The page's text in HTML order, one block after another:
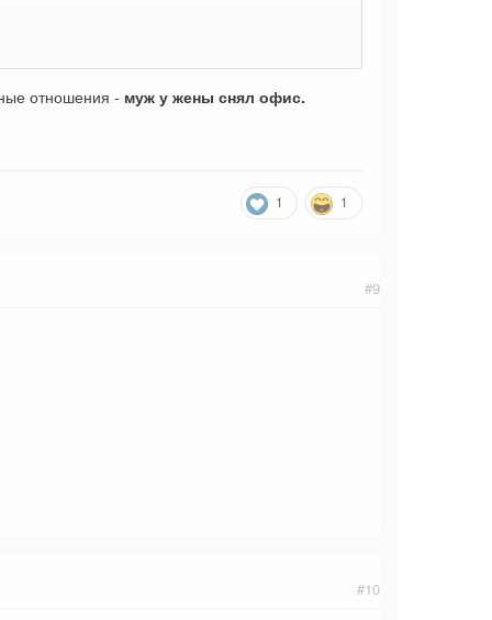
отношения - муж у жены снял офис.
1 1
#9
#10